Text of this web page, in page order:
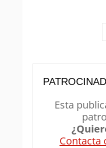
Esta
Contacta